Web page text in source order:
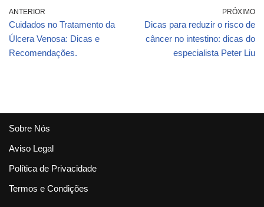
ANTERIOR
Cuidados no Tratamento da
Úlcera Venosa: Dicas e
Recomendações.
PRÓXIMO
Dicas para reduzir o risco de
câncer no intestino: dicas do
especialista Peter Liu
Sobre Nós
Aviso Legal
Política de Privacidade
Termos e Condições